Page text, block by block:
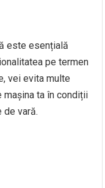
este esențială
pe termen
vei evita multe
ta în condiții
de vară.